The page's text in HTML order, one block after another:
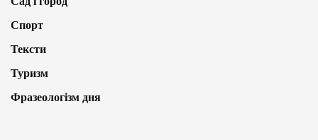
Спорт
Тексти
Туризм
Фразеологізм дня